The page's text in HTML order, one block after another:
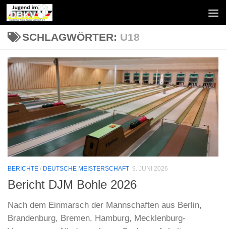
Zum Inhalt springen
SCHLAGWÖRTER: U18
BERICHTE / DEUTSCHE MEISTERSCHAFT 9. JUNI 2026
Bericht DJM Bohle 2026
Nach dem Einmarsch der Mannschaften aus Berlin,
Brandenburg, Bremen, Hamburg, Mecklenburg-